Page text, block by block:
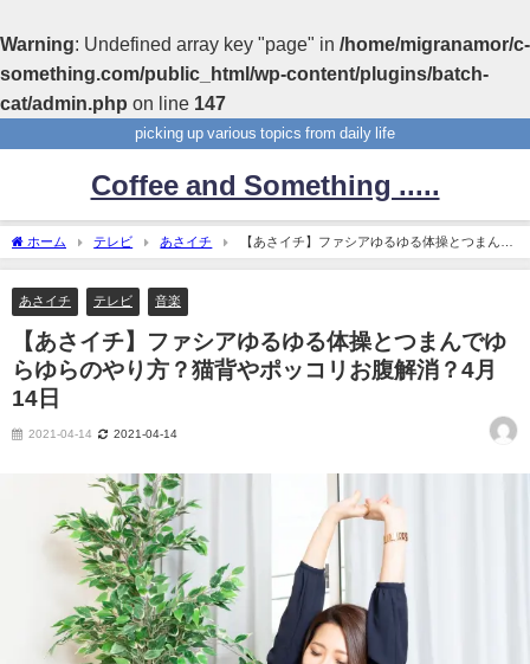
Warning: Undefined array key "page" in /home/migranamor/c-
something.com/public_html/wp-content/plugins/batch-
cat/admin.php on line 147
picking up various topics from daily life
Coffee and Something .....
ホーム テレビ あさイチ
【あさイチ】ファシアゆるゆる体操とつまんで
ゆらゆらのやり方？猫背やポッコリお腹解消？4月14日
あさイチ テレビ 音楽
【あさイチ】ファシアゆるゆる体操とつまんでゆ
らゆらのやり方？猫背やポッコリお腹解消？4月
14日
2021-04-14 2021-04-14